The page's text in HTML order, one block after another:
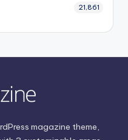
21,861
magazine theme,